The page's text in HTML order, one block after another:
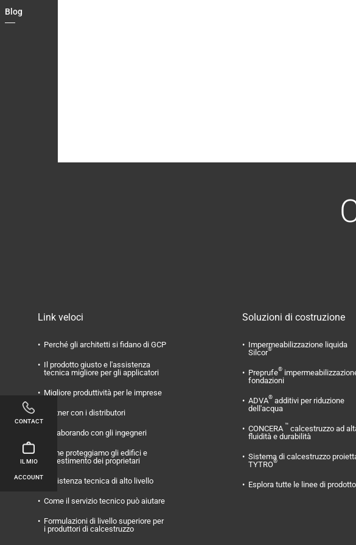
Blog
CONTACT
IL MIO
ACCOUNT
Link veloci
Perché gli architetti si fidano di GCP
Il prodotto giusto e l'assistenza
tecnica migliore per gli applicatori
Migliore produttività per le imprese
Partner con i distributori
Collaborando con gli ingegneri
Come proteggiamo gli edifici e
l'investimento dei proprietari
Assistenza tecnica di alto livello
Come il servizio tecnico può aiutare
Formulazioni di livello superiore per
i produttori di calcestruzzo
Soluzioni di costruzione
Impermeabilizzazione liquida
Silcor®
Preprufe®
fondazioni
ADVA® additivi per riduzione
dell'acqua
CONCERA™ calcestruzzo ad
fluidità e durabilità
Sistema di calcestruzzo
TYTRO®
Esplora tutte le linee di prodotto